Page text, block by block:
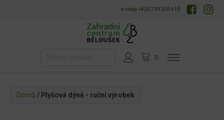
e-shop: +420 739 359 410
Domů / Plyšová dýně - ruční výrobek